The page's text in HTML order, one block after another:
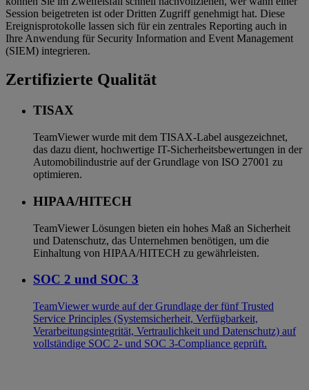
Session beigetreten ist oder Dritten Zugriff genehmigt hat. Diese
Ereignisprotokolle lassen sich für ein zentrales Reporting auch in
Ihre Anwendung für Security Information and Event Management
(SIEM) integrieren.
Zertifizierte Qualität
TISAX
TeamViewer wurde mit dem TISAX-Label ausgezeichnet,
das dazu dient, hochwertige IT-Sicherheitsbewertungen in der
Automobilindustrie auf der Grundlage von ISO 27001 zu
optimieren.
HIPAA/HITECH
TeamViewer Lösungen bieten ein hohes Maß an Sicherheit
und Datenschutz, das Unternehmen benötigen, um die
Einhaltung von HIPAA/HITECH zu gewährleisten.
SOC 2 und SOC 3
TeamViewer wurde auf der Grundlage der fünf Trusted
Service Principles (Systemsicherheit, Verfügbarkeit,
Verarbeitungsintegrität, Vertraulichkeit und Datenschutz) auf
vollständige SOC 2- und SOC 3-Compliance geprüft.